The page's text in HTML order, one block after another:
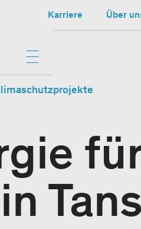
Karriere Über